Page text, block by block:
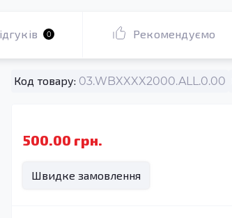
0 Рекомендуємо
Код товару: 03.WBXXXX2000.ALL.0.00
500.00 грн.
Швидке замовлення